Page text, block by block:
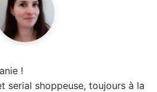
!
serial shoppeuse, toujours à la